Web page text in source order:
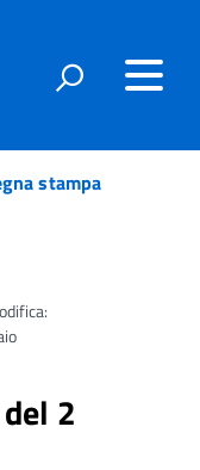
stampa
2